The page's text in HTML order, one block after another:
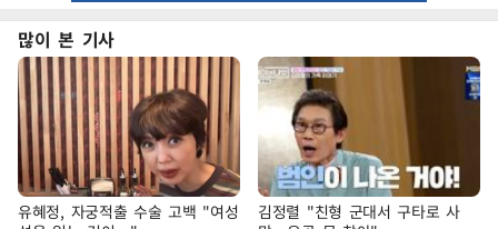
많이 본 기사
유혜정, 자궁적출 수술 고백 "여성
김정렬 "친형 군대서 구타로 사